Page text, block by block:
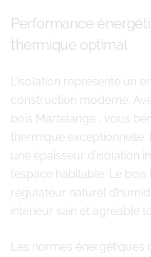
Performance
thermique optimal
L’isolation représente un
construction moderne.
bois Martelange , vous
thermique exceptionnelle.
une épaisseur d’isolation
l’espace habitable. Le
régulateur naturel
intérieur sain et agréable
Les normes énergétiques